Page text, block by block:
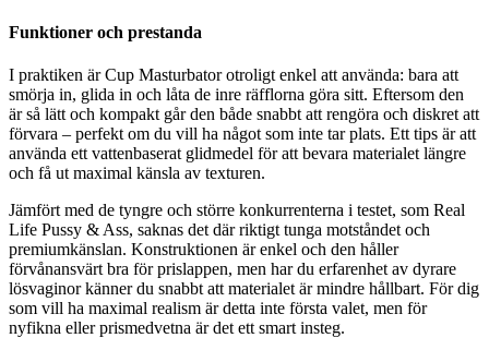
Funktioner och prestanda
I praktiken är Cup Masturbator otroligt enkel att använda: bara att
smörja in, glida in och låta de inre räfflorna göra sitt. Eftersom den
är så lätt och kompakt går den både snabbt att rengöra och diskret att
förvara – perfekt om du vill ha något som inte tar plats. Ett tips är att
använda ett vattenbaserat glidmedel för att bevara materialet längre
och få ut maximal känsla av texturen.
Jämfört med de tyngre och större konkurrenterna i testet, som Real
Life Pussy & Ass, saknas det där riktigt tunga motståndet och
premiumkänslan. Konstruktionen är enkel och den håller
förvånansvärt bra för prislappen, men har du erfarenhet av dyrare
lösvaginor känner du snabbt att materialet är mindre hållbart. För dig
som vill ha maximal realism är detta inte första valet, men för
nyfikna eller prismedvetna är det ett smart insteg.